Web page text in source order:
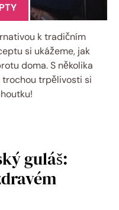
k tradičním
si ukážeme, jak
doma. S několika
trpělivosti si
guláš: